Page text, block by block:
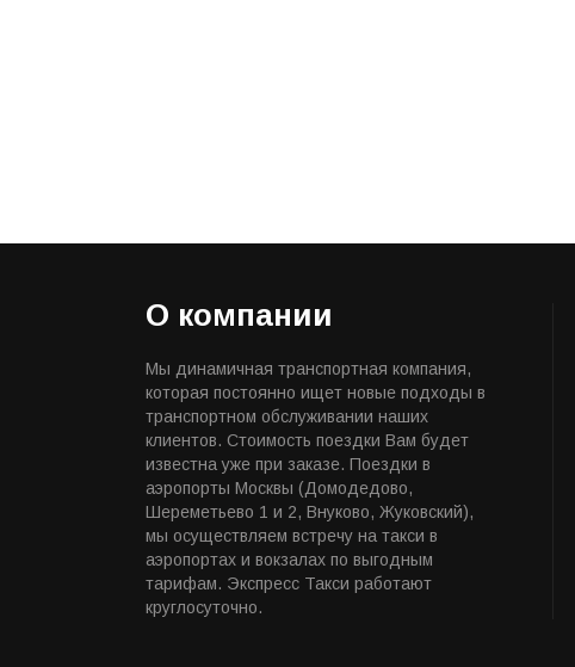
О компании
Мы динамичная транспортная компания,
которая постоянно ищет новые подходы в
транспортном обслуживании наших
клиентов. Стоимость поездки Вам будет
известна уже при заказе. Поездки в
аэропорты Москвы (Домодедово,
Шереметьево 1 и 2, Внуково, Жуковский),
мы осуществляем встречу на такси в
аэропортах и вокзалах по выгодным
тарифам. Экспресс Такси работают
круглосуточно.